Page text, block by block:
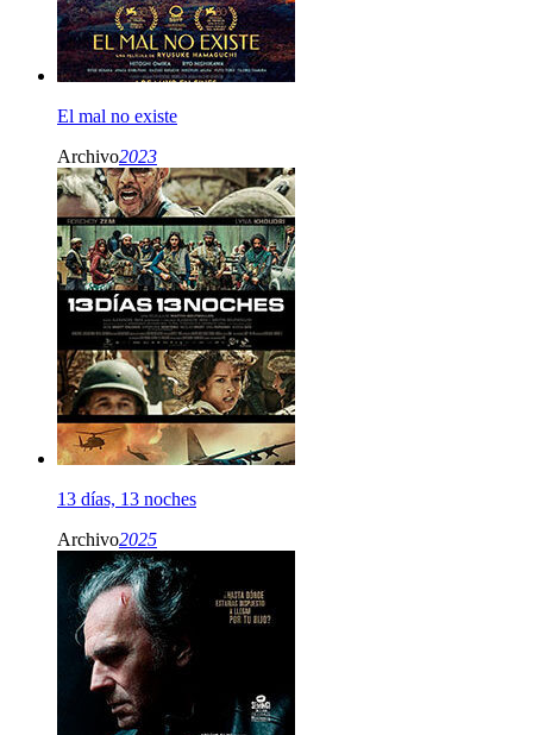
El mal no existe
Archivo2023
13 días, 13 noches
Archivo2025